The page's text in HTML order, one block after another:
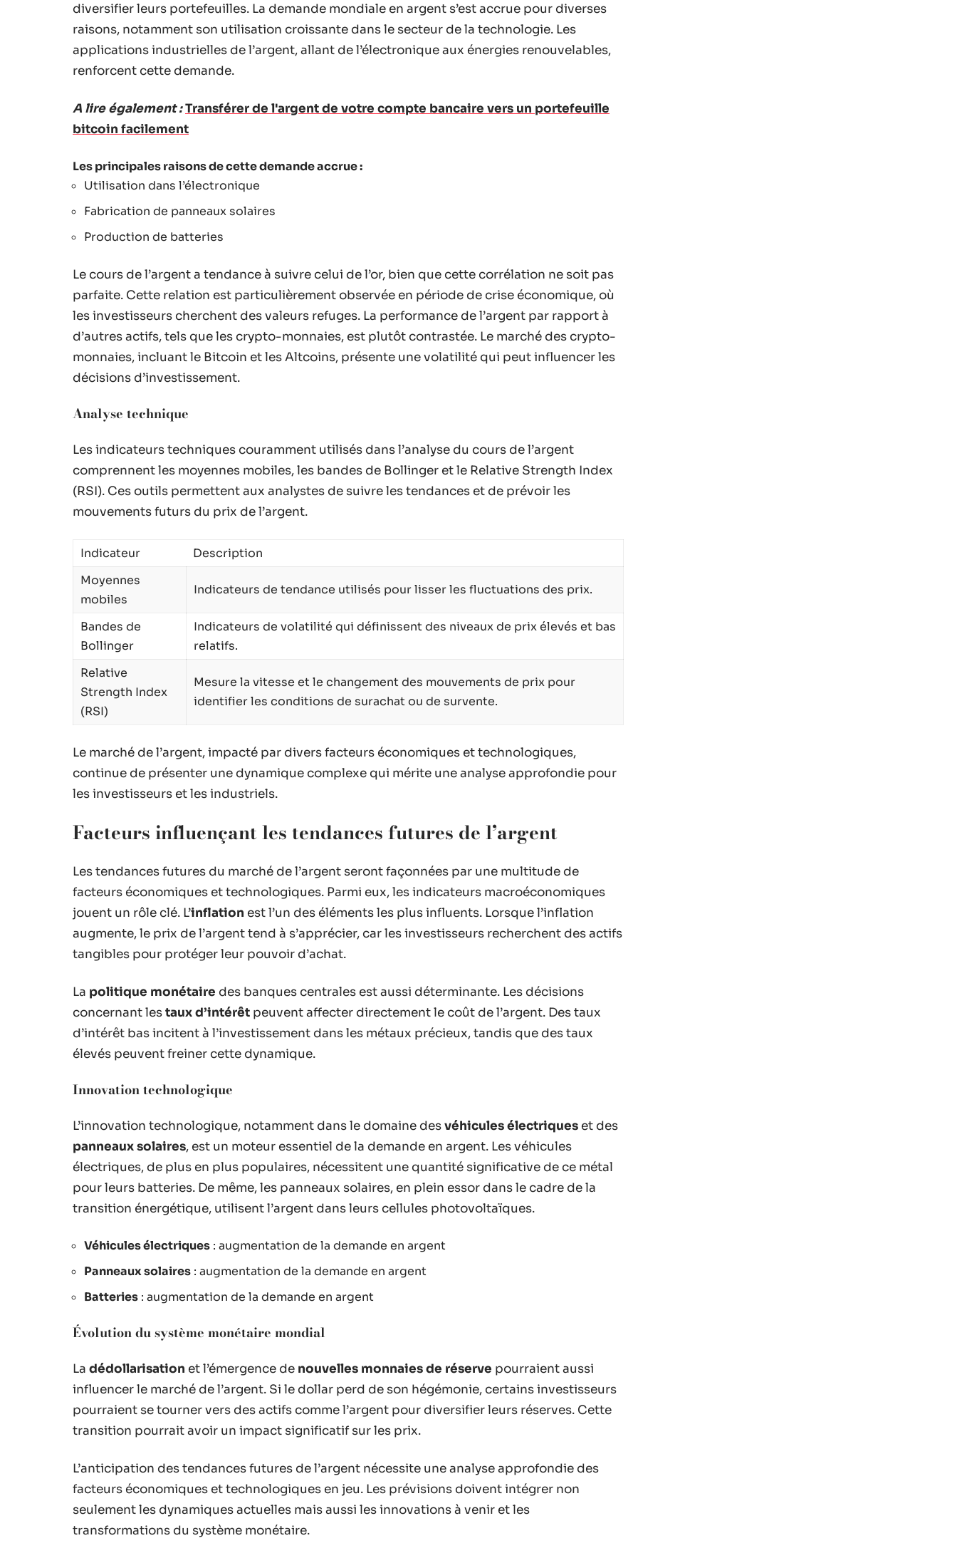
diversifier leurs portefeuilles. La demande mondiale en argent s’est accrue pour diverses
raisons, notamment son utilisation croissante dans le secteur de la technologie. Les
applications industrielles de l’argent, allant de l’électronique aux énergies renouvelables,
renforcent cette demande.
A lire également :Transférer de l'argent de votre compte bancaire vers un portefeuille
bitcoin facilement
Les principales raisons de cette demande accrue :
Utilisation dans l’électronique
Fabrication de panneaux solaires
Production de batteries
Le cours de l’argent a tendance à suivre celui de l’or, bien que cette corrélation ne soit pas
parfaite. Cette relation est particulièrement observée en période de crise économique, où
les investisseurs cherchent des valeurs refuges. La performance de l’argent par rapport à
d’autres actifs, tels que les crypto-monnaies, est plutôt contrastée. Le marché des crypto-
monnaies, incluant le Bitcoin et les Altcoins, présente une volatilité qui peut influencer les
décisions d’investissement.
Analyse technique
Les indicateurs techniques couramment utilisés dans l’analyse du cours de l’argent
comprennent les moyennes mobiles, les bandes de Bollinger et le Relative Strength Index
(RSI). Ces outils permettent aux analystes de suivre les tendances et de prévoir les
mouvements futurs du prix de l’argent.
Indicateur
Description
Moyennes
mobiles
Indicateurs de tendance utilisés pour lisser les fluctuations des prix.
Bandes de
Bollinger
Indicateurs de volatilité qui définissent des niveaux de prix élevés et bas
relatifs.
Relative
Strength Index
(RSI)
Mesure la vitesse et le changement des mouvements de prix pour
identifier les conditions de surachat ou de survente.
Le marché de l’argent, impacté par divers facteurs économiques et technologiques,
continue de présenter une dynamique complexe qui mérite une analyse approfondie pour
les investisseurs et les industriels.
Facteurs influençant les tendances futures de l’argent
Les tendances futures du marché de l’argent seront façonnées par une multitude de
facteurs économiques et technologiques. Parmi eux, les indicateurs macroéconomiques
jouent un rôle clé. L’inflation est l’un des éléments les plus influents. Lorsque l’inflation
augmente, le prix de l’argent tend à s’apprécier, car les investisseurs recherchent des actifs
tangibles pour protéger leur pouvoir d’achat.
La politique monétaire des banques centrales est aussi déterminante. Les décisions
concernant lestaux d’intérêt peuvent affecter directement le coût de l’argent. Des taux
d’intérêt bas incitent à l’investissement dans les métaux précieux, tandis que des taux
élevés peuvent freiner cette dynamique.
Innovation technologique
L’innovation technologique, notamment dans le domaine desvéhicules électriques et des
panneaux solaires, est un moteur essentiel de la demande en argent. Les véhicules
électriques, de plus en plus populaires, nécessitent une quantité significative de ce métal
pour leurs batteries. De même, les panneaux solaires, en plein essor dans le cadre de la
transition énergétique, utilisent l’argent dans leurs cellules photovoltaïques.
Véhicules électriques : augmentation de la demande en argent
Panneaux solaires : augmentation de la demande en argent
Batteries : augmentation de la demande en argent
Évolution du système monétaire mondial
La dédollarisation et l’émergence de nouvelles monnaies de réserve pourraient aussi
influencer le marché de l’argent. Si le dollar perd de son hégémonie, certains investisseurs
pourraient se tourner vers des actifs comme l’argent pour diversifier leurs réserves. Cette
transition pourrait avoir un impact significatif sur les prix.
L’anticipation des tendances futures de l’argent nécessite une analyse approfondie des
facteurs économiques et technologiques en jeu. Les prévisions doivent intégrer non
seulement les dynamiques actuelles mais aussi les innovations à venir et les
transformations du système monétaire.